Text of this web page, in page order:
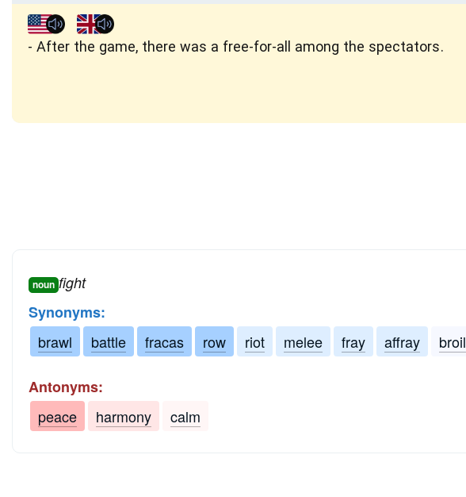
After the game, there was a free-for-all among the spectators.
noun fight
Synonyms:
brawl
battle fracas row riot melee fray affray broil
Antonyms:
peace
harmony calm